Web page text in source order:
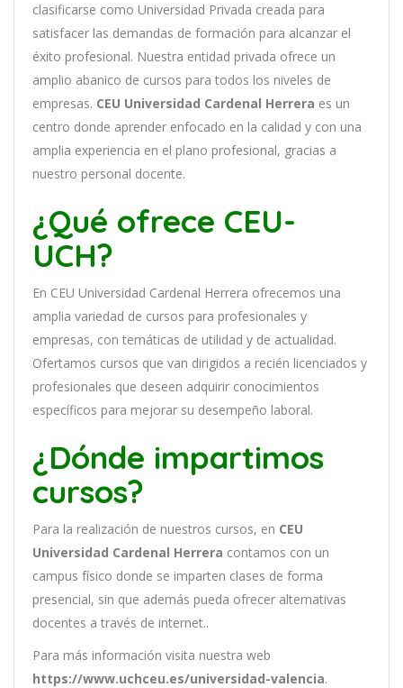
clasificarse como Universidad Privada creada para
satisfacer las demandas de formación para alcanzar el
éxito profesional. Nuestra entidad privada ofrece un
amplio abanico de cursos para todos los niveles de
empresas. CEU Universidad Cardenal Herrera es un
centro donde aprender enfocado en la calidad y con una
amplia experiencia en el plano profesional, gracias a
nuestro personal docente.
¿Qué ofrece CEU-
UCH?
En CEU Universidad Cardenal Herrera ofrecemos una
amplia variedad de cursos para profesionales y
empresas, con temáticas de utilidad y de actualidad.
Ofertamos cursos que van dirigidos a recién licenciados y
profesionales que deseen adquirir conocimientos
específicos para mejorar su desempeño laboral.
¿Dónde impartimos
cursos?
Para la realización de nuestros cursos, en CEU
Universidad Cardenal Herrera contamos con un
campus físico donde se imparten clases de forma
presencial, sin que además pueda ofrecer alternativas
docentes a través de internet..
Para más información visita nuestra web
https://www.uchceu.es/universidad-valencia.